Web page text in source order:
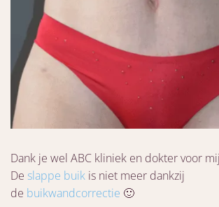
Dank je wel ABC kliniek en dokter voor
De slappe buik is niet meer dankzij
de buikwandcorrectie 🙂